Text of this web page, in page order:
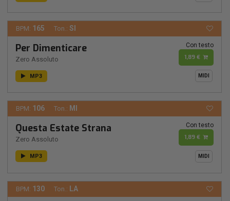
BPM: 165 Ton.: SI
Per Dimenticare
Zero Assoluto
Con testo
1,89 €
MP3 MIDI
BPM: 106 Ton.: MI
Questa Estate Strana
Zero Assoluto
Con testo
1,89 €
MP3 MIDI
BPM: 130 Ton.: LA